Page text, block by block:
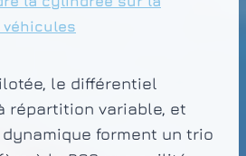
le différentiel
répartition variable, et
forment un trio